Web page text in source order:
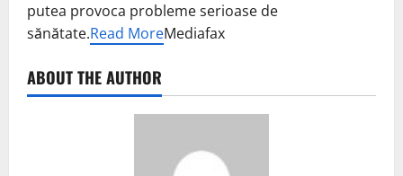
putea provoca probleme serioase de
sănătate.Read MoreMediafax
ABOUT THE AUTHOR